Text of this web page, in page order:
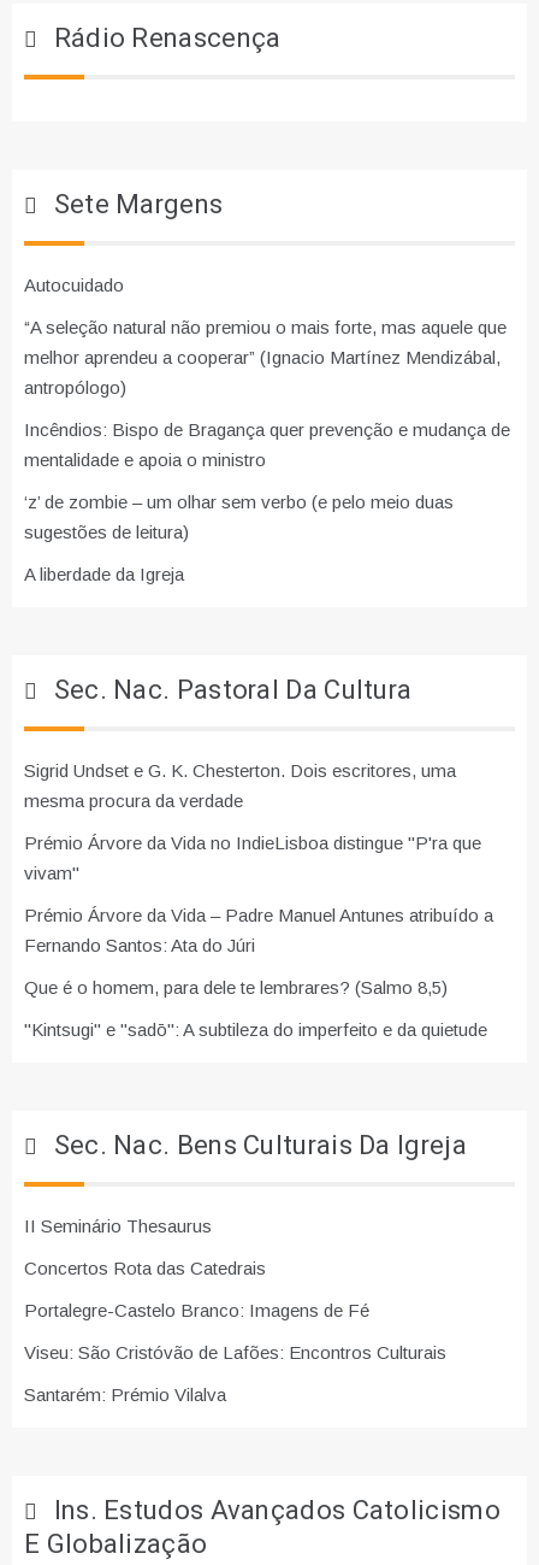
Rádio Renascença
Sete Margens
Autocuidado
“A seleção natural não premiou o mais forte, mas aquele que
melhor aprendeu a cooperar” (Ignacio Martínez Mendizábal,
antropólogo)
Incêndios: Bispo de Bragança quer prevenção e mudança de
mentalidade e apoia o ministro
‘z’ de zombie – um olhar sem verbo (e pelo meio duas
sugestões de leitura)
A liberdade da Igreja
Sec. Nac. Pastoral Da Cultura
Sigrid Undset e G. K. Chesterton. Dois escritores, uma
mesma procura da verdade
Prémio Árvore da Vida no IndieLisboa distingue "P'ra que
vivam"
Prémio Árvore da Vida – Padre Manuel Antunes atribuído a
Fernando Santos: Ata do Júri
Que é o homem, para dele te lembrares? (Salmo 8,5)
"Kintsugi" e "sadō": A subtileza do imperfeito e da quietude
Sec. Nac. Bens Culturais Da Igreja
II Seminário Thesaurus
Concertos Rota das Catedrais
Portalegre-Castelo Branco: Imagens de Fé
Viseu: São Cristóvão de Lafões: Encontros Culturais
Santarém: Prémio Vilalva
Ins. Estudos Avançados Catolicismo
E Globalização